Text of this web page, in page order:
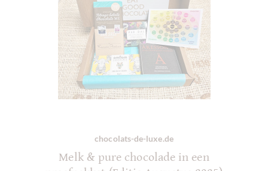
chocolats-de-luxe.de
Melk & pure chocolade in een